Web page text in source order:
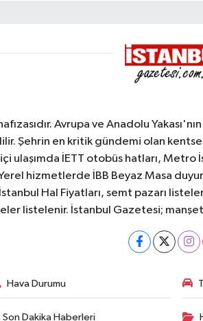
Avrupa ve Anadolu
Şehrin en kritik gündemi olan
ulaşımda İETT otobüs hatları, Metro
hizmetlerde İBB Beyaz Masa
Hal Fiyatları, semt pazarı
listelenir. İstanbul Gazetesi;
Hava Durumu
Son Dakika Haberleri